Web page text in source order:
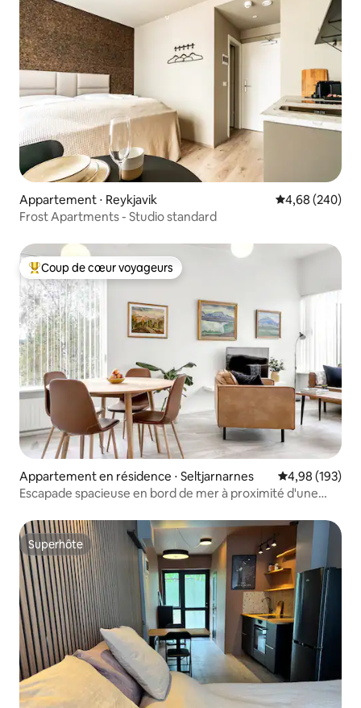
Appartement ⋅ Reykjavik Évaluation
4,68 (240)
Frost Apartments - Studio standard
Coups de cœur voyageurs les plus appréciés
Coup de cœur voyageurs
Appartement en résidence ⋅ Seltjarnarnes Évaluation
4,98 (193)
Escapade spacieuse en bord de mer à proximité d'une
Superhôte
Superhôte